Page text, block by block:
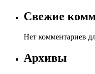
Свежие
Нет комментариев
Архивы